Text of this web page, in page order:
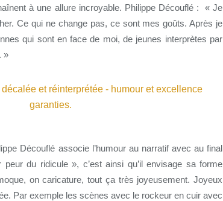
à une allure incroyable. Philippe Découflé : « Je
Ce qui ne change pas, ce sont mes goûts. Après je
qui sont en face de moi, de jeunes interprètes par
»
Découflé associe l’humour au narratif avec au final
du ridicule », c’est ainsi qu’il envisage sa forme
on caricature, tout ça très joyeusement. Joyeux
Par exemple les scènes avec le rockeur en cuir avec